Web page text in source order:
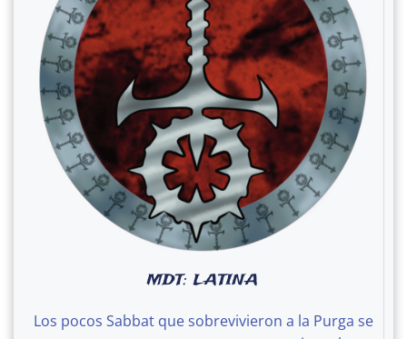
MDT: LATINA
Los pocos Sabbat que sobrevivieron a la Purga se